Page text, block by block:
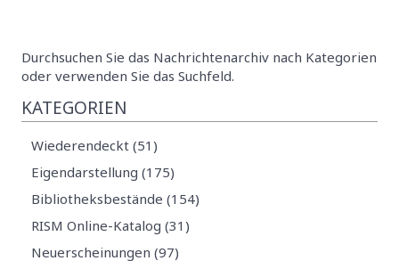
Durchsuchen Sie das Nachrichtenarchiv nach Kategorien
oder verwenden Sie das Suchfeld.
KATEGORIEN
Wiederendeckt (51)
Eigendarstellung (175)
Bibliotheksbestände (154)
RISM Online-Katalog (31)
Neuerscheinungen (97)